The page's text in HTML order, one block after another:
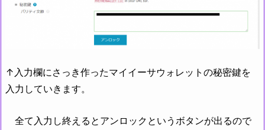
↑入力欄にさっき作ったマイイーサウォレットの秘密鍵を
入力していきます。
全て入力し終えるとアンロックというボタンが出るので